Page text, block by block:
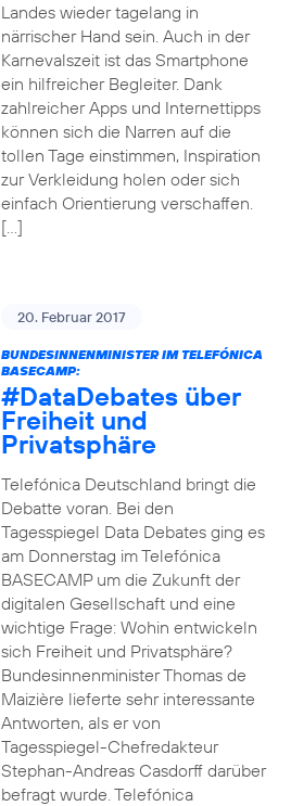
Landes wieder tagelang in
närrischer Hand sein. Auch in der
Karnevalszeit ist das Smartphone
ein hilfreicher Begleiter. Dank
zahlreicher Apps und Internettipps
können sich die Narren auf die
tollen Tage einstimmen, Inspiration
zur Verkleidung holen oder sich
einfach Orientierung verschaffen.
[…]
20. Februar 2017
BUNDESINNENMINISTER IM TELEFÓNICA
BASECAMP:
#DataDebatesüber
Freiheit und
Privatsphäre
Telefónica Deutschland bringt die
Debatte voran. Bei den
Tagesspiegel Data Debates ging es
am Donnerstag im Telefónica
BASECAMP um die Zukunft der
digitalen Gesellschaft und eine
wichtige Frage: Wohin entwickeln
sich Freiheit und Privatsphäre?
Bundesinnenminister Thomas de
Maizière lieferte sehr interessante
Antworten, als er von
Tagesspiegel-Chefredakteur
Stephan-Andreas Casdorff darüber
befragt wurde. Telefónica